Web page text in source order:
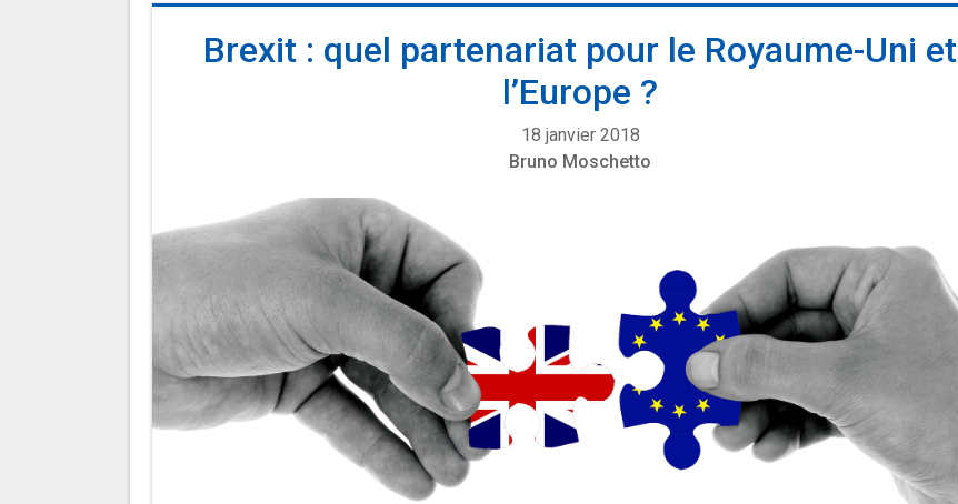
Brexit : quel partenariat pour le Royaume-Uni et
l’Europe ?
18 janvier 2018
Bruno Moschetto